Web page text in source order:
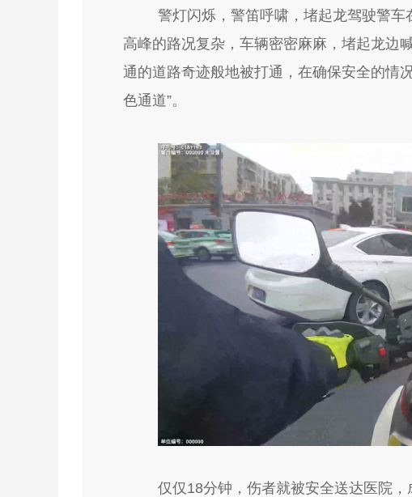
警灯闪烁，警笛呼啸，堵起龙驾驶警
高峰的路况复杂，车辆密密麻麻，堵起龙边
通的道路奇迹般地被打通，在确保安全的情
色通道”。
仅仅18分钟，伤者就被安全送达医院，